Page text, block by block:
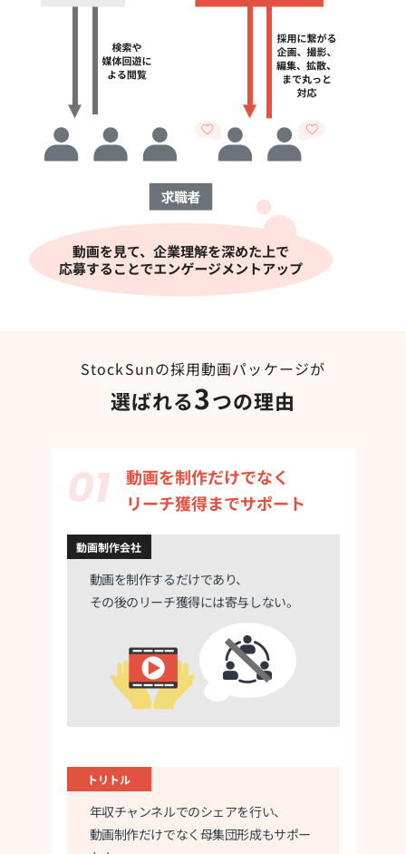
StockSunの採用動画パッケージが
選ばれる3つの理由
動画を制作だけでなく
リーチ獲得までサポート
動画制作会社
動画を制作するだけであり、
その後のリーチ獲得には寄与しない。
トリトル
年収チャンネルでのシェアを行い、
動画制作だけでなく母集団形成もサポー